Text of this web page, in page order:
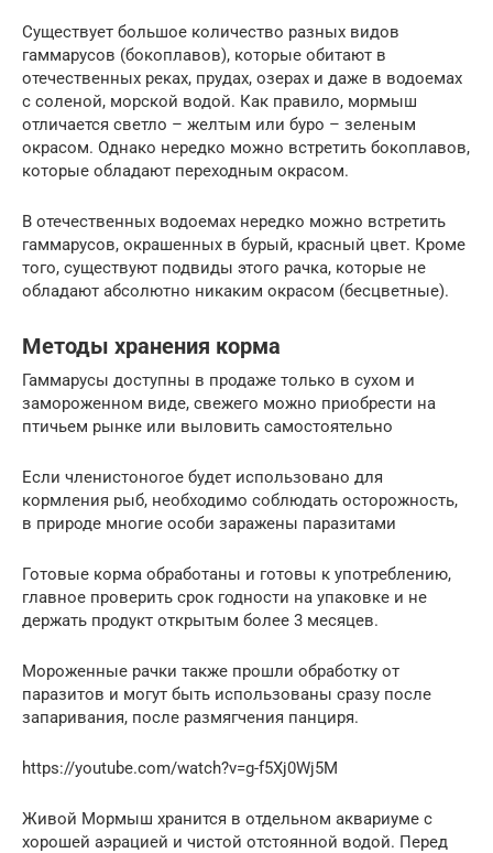
Существует большое количество разных видов
гаммарусов (бокоплавов), которые обитают в
отечественных реках, прудах, озерах и даже в водоемах
с соленой, морской водой. Как правило, мормыш
отличается светло – желтым или буро – зеленым
окрасом. Однако нередко можно встретить бокоплавов,
которые обладают переходным окрасом.
В отечественных водоемах нередко можно встретить
гаммарусов, окрашенных в бурый, красный цвет. Кроме
того, существуют подвиды этого рачка, которые не
обладают абсолютно никаким окрасом (бесцветные).
Методы хранения корма
Гаммарусы доступны в продаже только в сухом и
замороженном виде, свежего можно приобрести на
птичьем рынке или выловить самостоятельно
Если членистоногое будет использовано для
кормления рыб, необходимо соблюдать осторожность,
в природе многие особи заражены паразитами
Готовые корма обработаны и готовы к употреблению,
главное проверить срок годности на упаковке и не
держать продукт открытым более 3 месяцев.
Мороженные рачки также прошли обработку от
паразитов и могут быть использованы сразу после
запаривания, после размягчения панциря.
https://youtube.com/watch?v=g-f5Xj0Wj5M
Живой Мормыш хранится в отдельном аквариуме с
хорошей аэрацией и чистой отстоянной водой. Перед